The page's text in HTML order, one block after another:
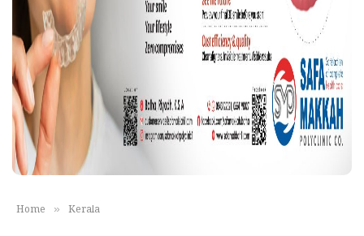
Home » Kerala